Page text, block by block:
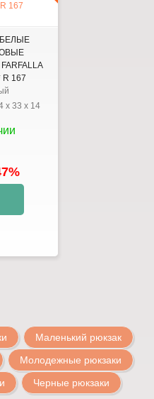
R 167
x 33 x 14
Маленький рюкзак
Молодежные рюкзаки
Черные рюкзаки